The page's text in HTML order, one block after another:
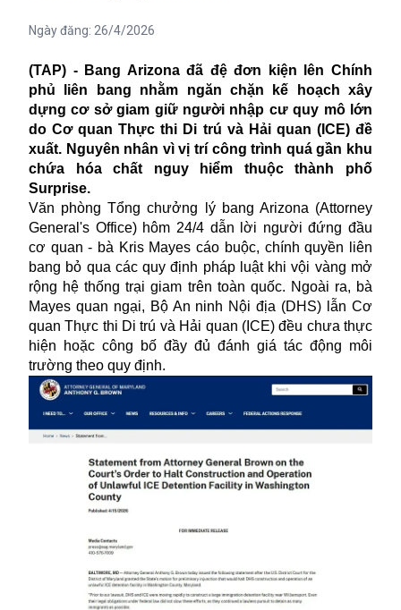
Ngày đăng: 26/4/2026
(TAP) - Bang Arizona đã đệ đơn kiện lên Chính
phủ liên bang nhằm ngăn chặn kế hoạch xây
dựng cơ sở giam giữ người nhập cư quy mô lớn
do Cơ quan Thực thi Di trú và Hải quan (ICE) đề
xuất. Nguyên nhân vì vị trí công trình quá gần khu
chứa hóa chất nguy hiểm thuộc thành phố
Surprise.
Văn phòng Tổng chưởng lý bang Arizona (Attorney
General's Office) hôm 24/4 dẫn lời người đứng đầu
cơ quan - bà Kris Mayes cáo buộc, chính quyền liên
bang bỏ qua các quy định pháp luật khi vội vàng mở
rộng hệ thống trại giam trên toàn quốc. Ngoài ra, bà
Mayes quan ngại, Bộ An ninh Nội địa (DHS) lẫn Cơ
quan Thực thi Di trú và Hải quan (ICE) đều chưa thực
hiện hoặc công bố đầy đủ đánh giá tác động môi
trường theo quy định.